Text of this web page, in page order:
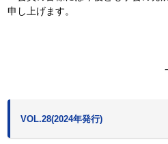
申し上げます。
VOL.28(2024年発行)